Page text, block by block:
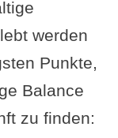
sein
trifft auf
von
werden
Punkte,
Balance
zu finden: